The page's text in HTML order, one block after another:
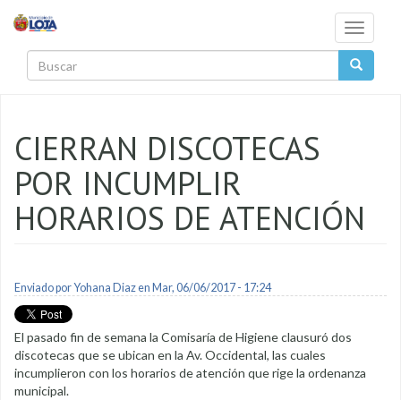
Toggle
CIERRAN DISCOTECAS
POR INCUMPLIR
HORARIOS DE ATENCIÓN
Enviado porYohana Diazen Mar, 06/06/2017 - 17:24
El pasado fin de semana la Comisaría de Higiene clausuró dos
discotecas que se ubican en la Av. Occidental, las cuales
incumplieron con los horarios de atención que rige la ordenanza
municipal.